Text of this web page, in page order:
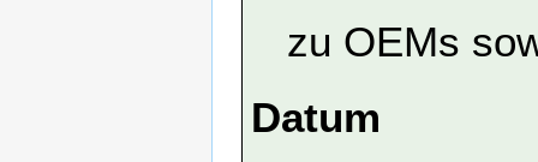
zu OEMs
Datum